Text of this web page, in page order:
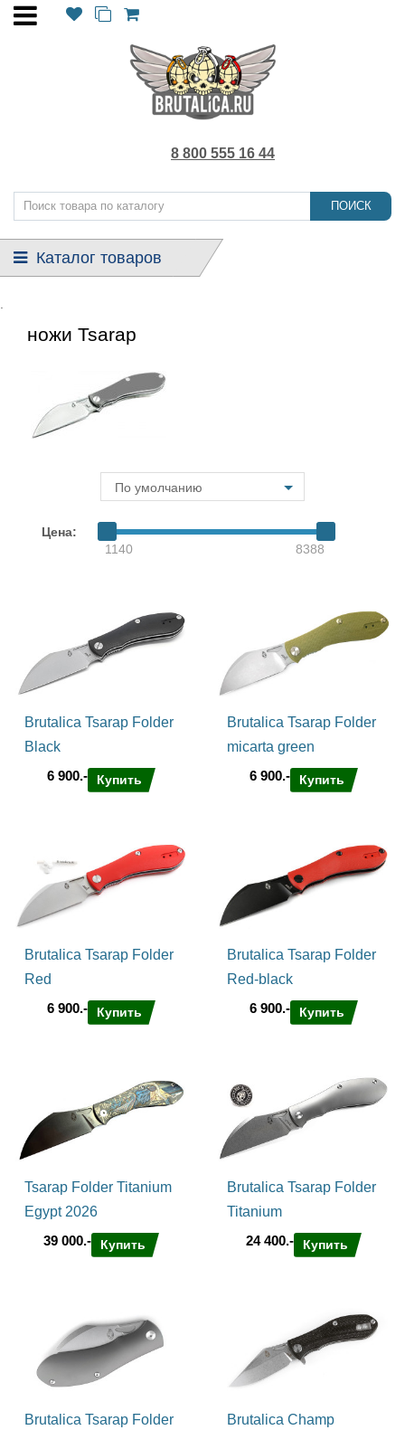
8 800 555 16 44
ПОИСК
Каталог товаров
ножи Tsarap
По умолчанию
Цена:
1140
8388
Brutalica Tsarap Folder
Black
6 900.-
Купить
Brutalica Tsarap Folder
micarta green
6 900.-
Купить
Brutalica Tsarap Folder
Red
6 900.-
Купить
Brutalica Tsarap Folder
Red-black
6 900.-
Купить
Tsarap Folder Titanium
Egypt 2026
39 000.-
Купить
Brutalica Tsarap Folder
Titanium
24 400.-
Купить
Brutalica Tsarap Folder
Brutalica Champ